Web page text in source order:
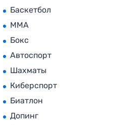
Баскетбол
MMA
Бокс
Автоспорт
Шахматы
Киберспорт
Биатлон
Допинг